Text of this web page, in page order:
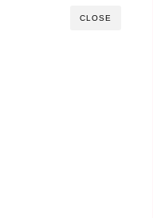
CLOSE